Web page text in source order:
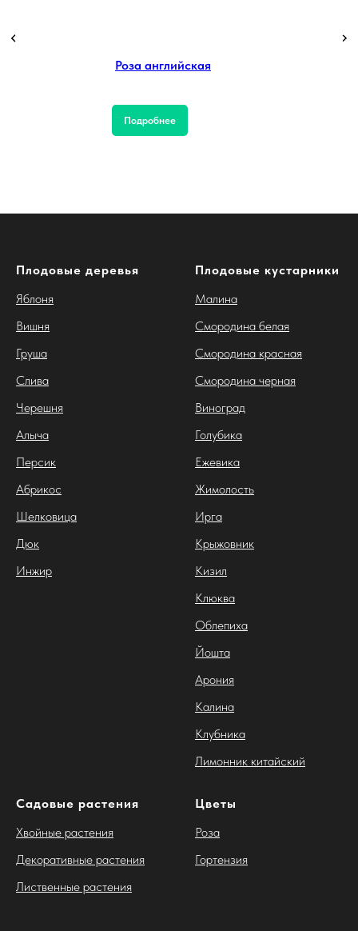
Роза английская
Подробнее
Плодовые деревья
Яблоня
Вишня
Груша
Слива
Черешня
Алыча
Персик
Абрикос
Шелковица
Дюк
Инжир
Плодовые кустарники
Малина
Смородина белая
Смородина красная
Смородина черная
Виноград
Голубика
Ежевика
Жимолость
Ирга
Крыжовник
Кизил
Клюква
Облепиха
Йошта
Арония
Калина
Клубника
Лимонник китайский
Садовые растения
Хвойные растения
Декоративные растения
Лиственные растения
Цветы
Роза
Гортензия